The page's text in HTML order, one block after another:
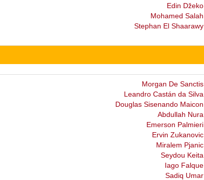
Edin Džeko
Mohamed Salah
Stephan El Shaarawy
Morgan De Sanctis
Leandro Castán da Silva
Douglas Sisenando Maicon
Abdullah Nura
Emerson Palmieri
Ervin Zukanovic
Miralem Pjanic
Seydou Keita
Iago Falque
Sadiq Umar